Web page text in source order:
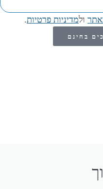
ולמדיניות פרטיות.
בחינם